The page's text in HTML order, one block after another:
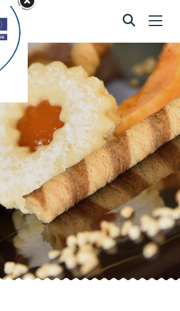
torta
/ Rózsaszin szülinapos torta